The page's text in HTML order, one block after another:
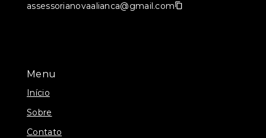
Menu
Início
Sobre
Contato
assessorianovaalianca@gmail.com